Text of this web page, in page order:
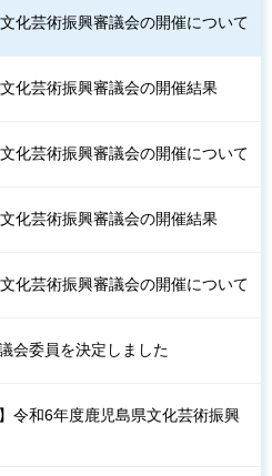
化芸術振興審議会の開催について
化芸術振興審議会の開催結果
化芸術振興審議会の開催について
化芸術振興審議会の開催結果
化芸術振興審議会の開催について
会委員を決定しました
令和6年度鹿児島県文化芸術振興